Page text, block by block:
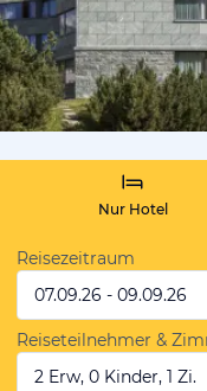
Nur Hotel
Reisezeitraum
07.09.26 - 09.09.26
Reiseteilnehmer &
2 Erw, 0 Kinder, 1 Zi.